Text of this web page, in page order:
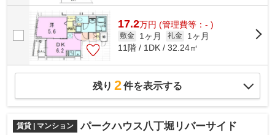
17.2万円 (管理費等：- )
敷金 1ヶ月 礼金
1ヶ月
11階 / 1DK / 32.24㎡
残り 2件を表示する
賃貸 | マンション パークハウス八丁堀リバーサイド